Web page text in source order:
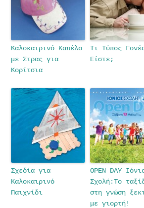
Καλοκαιρινό Καπέλο
με Στρας για
Κορίτσια
Τι Τύπος
Είστε;
Σχεδία για
Καλοκαιρινό
Παιχνίδι
OPEN DAY
Σχολή:Το
στη γνώση
με γιορτή!